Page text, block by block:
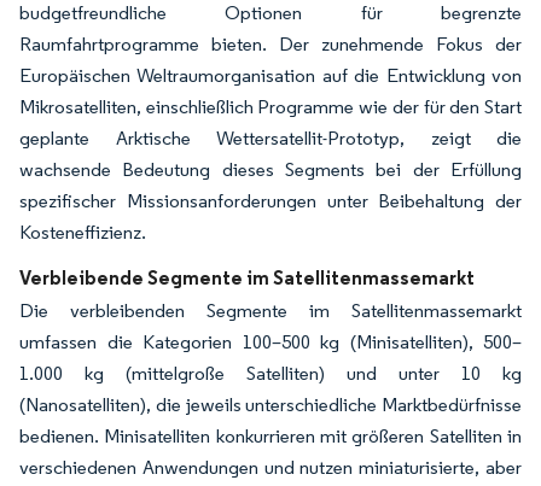
budgetfreundliche Optionen für begrenzte
Raumfahrtprogramme bieten. Der zunehmende Fokus der
Europäischen Weltraumorganisation auf die Entwicklung von
Mikrosatelliten, einschließlich Programme wie der für den Start
geplante Arktische Wettersatellit-Prototyp, zeigt die
wachsende Bedeutung dieses Segments bei der Erfüllung
spezifischer Missionsanforderungen unter Beibehaltung der
Kosteneffizienz.
Verbleibende Segmente im Satellitenmassemarkt
Die verbleibenden Segmente im Satellitenmassemarkt
umfassen die Kategorien 100–500 kg (Minisatelliten), 500–
1.000 kg (mittelgroße Satelliten) und unter 10 kg
(Nanosatelliten), die jeweils unterschiedliche Marktbedürfnisse
bedienen. Minisatelliten konkurrieren mit größeren Satelliten in
verschiedenen Anwendungen und nutzen miniaturisierte, aber